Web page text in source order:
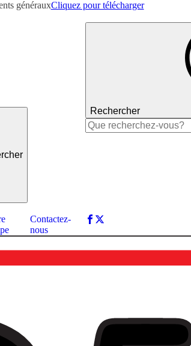
générauxCliquez pour télécharger
Contactez-
nous
Rechercher
Rechercher :